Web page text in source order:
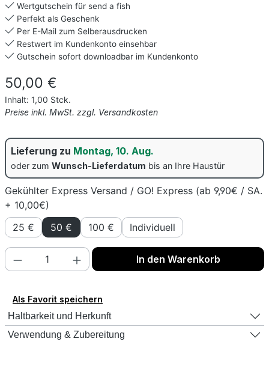
Wertgutschein für send a fish
Perfekt als Geschenk
Per E-Mail zum Selberausdrucken
Restwert im Kundenkonto einsehbar
Gutschein sofort downloadbar im Kundenkonto
Regulärer Preis:
50,00 €
Inhalt: 1,00 Stck.
Preise inkl. MwSt. zzgl. Versandkosten
Lieferung zu Montag, 10. Aug.
oder zum Wunsch-Lieferdatum bis an Ihre Haustür
Gekühlter Express Versand / GO! Express (ab 9,90€ / SA.
+ 10,00€)
25 €
50 € 100 € Individuell
Motive
Produkt Anzahl: Gib den gewünschten
In den Warenkorb
Als Favorit speichern
Haltbarkeit und Herkunft
Verwendung & Zubereitung